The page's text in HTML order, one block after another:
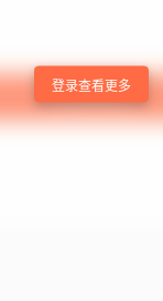
登录查看更多